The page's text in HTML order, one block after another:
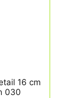
16 cm
030